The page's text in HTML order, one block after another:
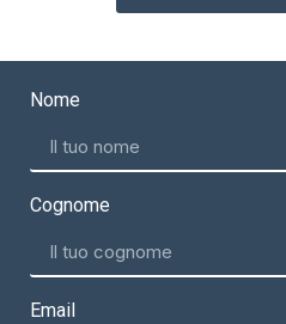
Nome
Cognome
Email